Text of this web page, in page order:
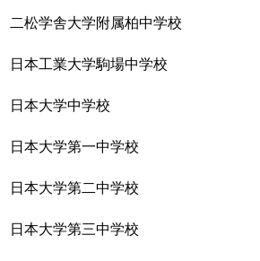
二松学舎大学附属柏中学校
日本工業大学駒場中学校
日本大学中学校
日本大学第一中学校
日本大学第二中学校
日本大学第三中学校